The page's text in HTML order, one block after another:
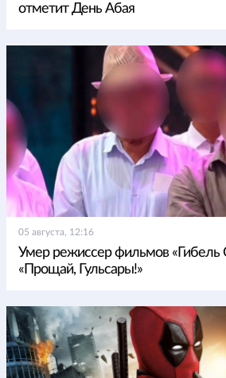
отметит День Абая
05 августа, 12:16
Умер режиссер фильмов «Гибель
«Прощай, Гульсары!»